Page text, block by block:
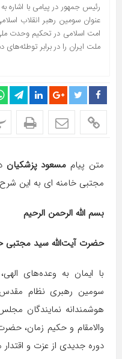
رئیس جمهور در پیامی با اشاره
عنوان سومین رهبر انقلاب
امت اسلامی در تحکیم وحدت
ملت ایران را در برابر
متن پیام مسعود پزشکیان
مجتبی خامنه ای به این
بسم الله الرحمن الرحیم
حضرت آیت‌الله سید مجتبی
با ایمان به وعده‌های
سومین رهبری نظام
هوشمندانه نمایندگان
والامقام و حکیم زمان،
دوره جدیدی از عزت و اقتدار